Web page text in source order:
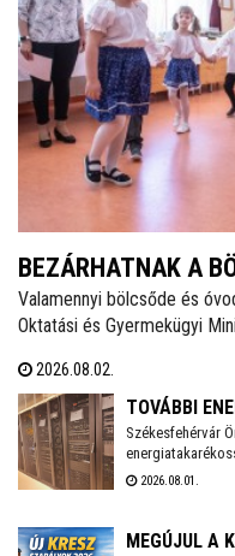
BEZÁRHATNAK A
Valamennyi bölcsőde és
Oktatási és Gyermekügyi
és gyermekügyi miniszter
2026.08.02.
TOVÁBBI
VEZET BE
Székesfehérvár
több intézkedést
2026.08.01.
MEGÚJUL A